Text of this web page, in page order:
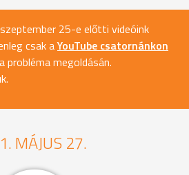
25-e előtti videóink
csak aYouTube csatornánkon
probléma megoldásán.
MÁJUS 27.